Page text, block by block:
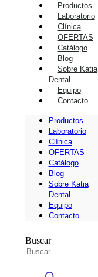
Productos
Laboratorio
Clínica
OFERTAS
Catálogo
Blog
Sobre Katia
Dental
Equipo
Contacto
Productos
Laboratorio
Clínica
OFERTAS
Catálogo
Blog
Sobre Katia
Dental
Equipo
Contacto
Buscar